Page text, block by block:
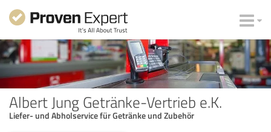
Albert Jung Getränke-Vertrieb e.K.
Liefer- und Abholservice für Getränke und Zubehör